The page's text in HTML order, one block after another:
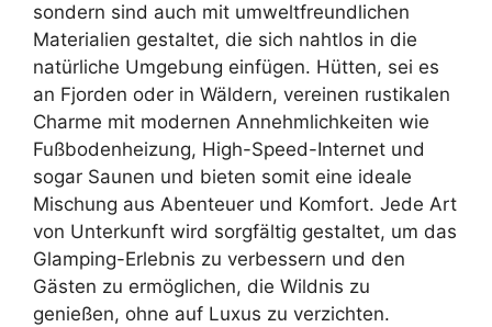
sondern sind auch mit umweltfreundlichen
Materialien gestaltet, die sich nahtlos in die
natürliche Umgebung einfügen. Hütten, sei es
an Fjorden oder in Wäldern, vereinen rustikalen
Charme mit modernen Annehmlichkeiten wie
Fußbodenheizung, High-Speed-Internet und
sogar Saunen und bieten somit eine ideale
Mischung aus Abenteuer und Komfort. Jede Art
von Unterkunft wird sorgfältig gestaltet, um das
Glamping-Erlebnis zu verbessern und den
Gästen zu ermöglichen, die Wildnis zu
genießen, ohne auf Luxus zu verzichten.